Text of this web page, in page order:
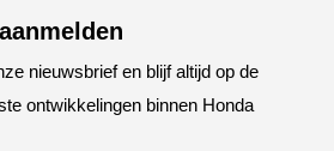
nieuwsbrief en blijf altijd op de
ontwikkelingen binnen Honda